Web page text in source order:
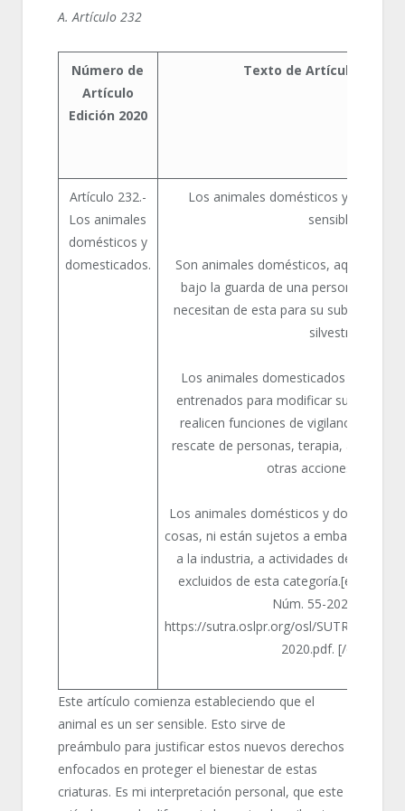
A. Artículo 232
Número de
Artículo
Edición 2020
Texto de Artículo
Artículo 232.-
Los animales
domésticos y
domesticados.
Los animales domésticos y
sensibles.
Son animales domésticos, aquellos
bajo la guarda de una persona, que
necesitan de esta para su subsistencia
silvestres.
Los animales domesticados son
entrenados para modificar su
realicen funciones de vigilancia,
rescate de personas, terapia,
otras acciones
Los animales domésticos y
cosas, ni están sujetos a embargo. Los
a la industria, a actividades
excluidos de esta
Núm. 55-2020, art.
https://sutra.oslpr.org/osl/SUTRA/
2020.pdf. [/efn_note]
Este artículo comienza estableciendo que el
animal es un ser sensible. Esto sirve de
preámbulo para justificar estos nuevos derechos
enfocados en proteger el bienestar de estas
criaturas. Es mi interpretación personal, que este